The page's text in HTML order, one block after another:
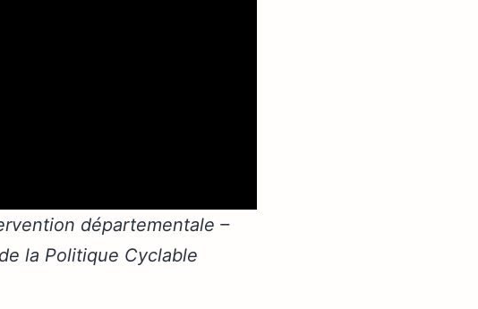
départementale –
la Politique Cyclable